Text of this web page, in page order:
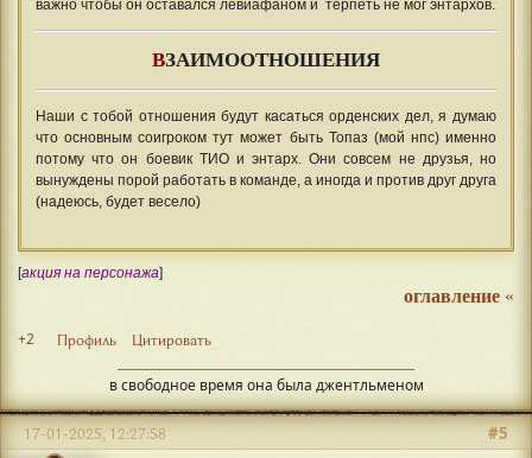
важно чтобы он оставался левиафаном и терпеть не мог энтархов.
ВЗАИМООТНОШЕНИЯ
Наши с тобой отношения будут касаться орденских дел, я думаю
что основным соигроком тут может быть Топаз (мой нпс) именно
потому что он боевик ТИО и энтарх. Они совсем не друзья, но
вынуждены порой работать в команде, а иногда и против друг друга
(надеюсь, будет весело)
[акция на персонажа]
оглавление «
+2 Профиль Цитировать
в свободное время она была джентльменом
#5
17-01-2025, 12:27:58